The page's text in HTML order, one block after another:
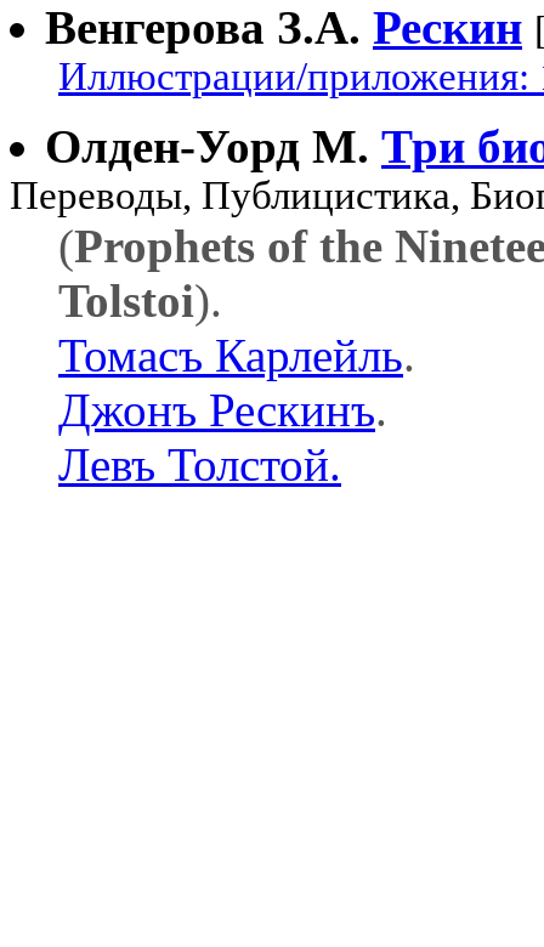
Венгерова З.А. Рескин
Иллюстрации/приложения:
Олден-Уорд М. Три
Переводы, Публицистика,
(Prophets of the
Tolstoi).
Томасъ Карлейль.
Джонъ Рескинъ.
Левъ Толстой.